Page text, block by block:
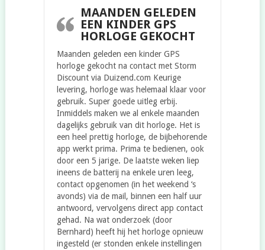
MAANDEN GELEDEN
EEN KINDER GPS
HORLOGE GEKOCHT
Maanden geleden een kinder GPS
horloge gekocht na contact met Storm
Discount via Duizend.com Keurige
levering, horloge was helemaal klaar voor
gebruik. Super goede uitleg erbij.
Inmiddels maken we al enkele maanden
dagelijks gebruik van dit horloge. Het is
een heel prettig horloge, de bijbehorende
app werkt prima. Prima te bedienen, ook
door een 5 jarige. De laatste weken liep
ineens de batterij na enkele uren leeg,
contact opgenomen (in het weekend ‘s
avonds) via de mail, binnen een half uur
antwoord, vervolgens direct app contact
gehad. Na wat onderzoek (door
Bernhard) heeft hij het horloge opnieuw
ingesteld (er stonden enkele instellingen